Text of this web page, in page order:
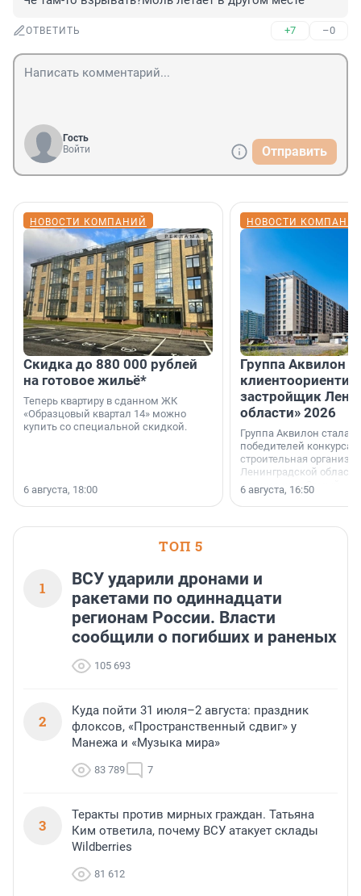
ОТВЕТИТЬ +7 –0
Гость
Войти
Отправить
НОВОСТИ КОМПАНИЙ
Скидка до 880 000 рублей
на готовое жильё*
Теперь квартиру в сданном ЖК
«Образцовый квартал 14» можно
купить со специальной скидкой.
6 августа, 18:00
НОВОСТИ
Группа Аквилон
застройщик
области» 2026
Группа Аквилон стала
победителей конкурса
строительная
Ленинградской области
номинации «Самый
застройщик
области».
6 августа, 16:50
ТОП 5
1
ВСУ ударили дронами и
ракетами по одиннадцати
регионам России. Власти
сообщили о погибших и раненых
105 693
2
Куда пойти 31 июля–2 августа: праздник
флоксов, «Пространственный сдвиг» у
Манежа и «Музыка мира»
83 789 7
3
Теракты против мирных граждан. Татьяна
Ким ответила, почему ВСУ атакует склады
Wildberries
81 612